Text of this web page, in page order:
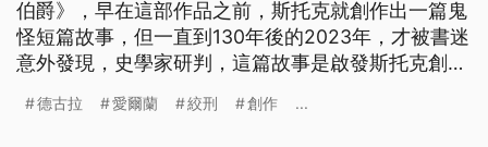
伯爵》，早在這部作品之前，斯托克就創作出一篇鬼
怪短篇故事，但一直到130年後的2023年，才被書迷
意外發現，史學家研判，這篇故事是啟發斯托克創作
德古拉 愛爾蘭 絞刑 創作 ...